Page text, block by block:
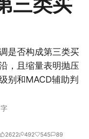
是否构成第三类买
，且缩量表明抛压
别和MACD辅助判
2622 492 545 89